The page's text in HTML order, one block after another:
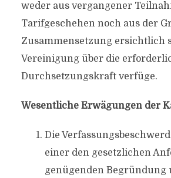
weder aus vergangener
Tarifgeschehen noch aus der
Zusammensetzung ersichtlich
Vereinigung über die
Durchsetzungskraft verfüge.
Wesentliche Erwägungen der
Die
einer den gesetzlichen
genügenden Begründung